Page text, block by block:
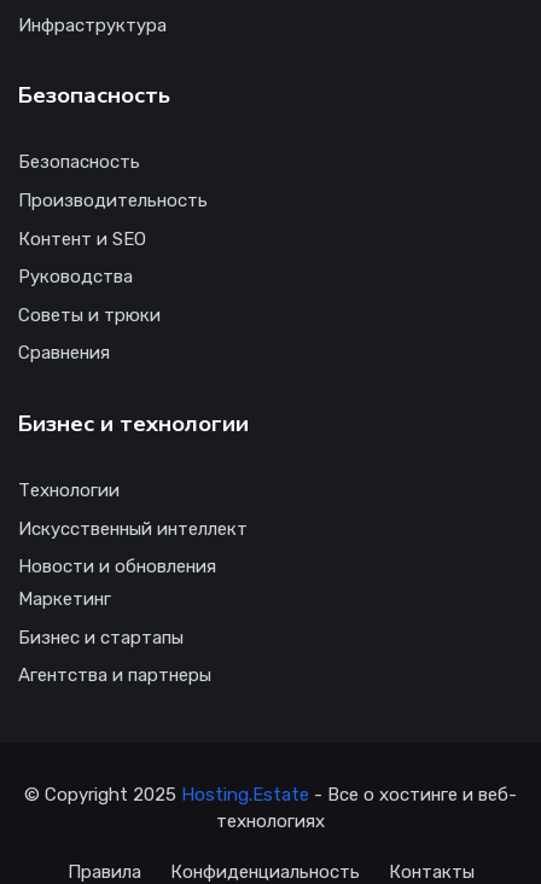
Инфраструктура
Безопасность
Безопасность
Производительность
Контент и SEO
Руководства
Советы и трюки
Сравнения
Бизнес и технологии
Технологии
Искусственный интеллект
Новости и обновления
Маркетинг
Бизнес и стартапы
Агентства и партнеры
© Copyright 2025 Hosting.Estate - Все о хостинге и веб-
технологиях
Правила Конфиденциальность Контакты